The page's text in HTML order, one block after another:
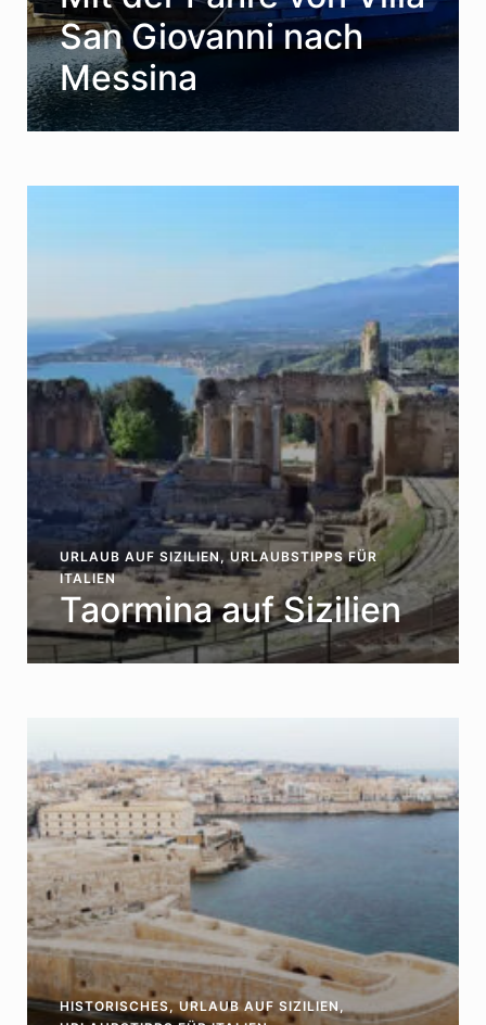
San Giovanni nach
Messina
URLAUB AUF SIZILIEN,URLAUBSTIPPS FÜR
ITALIEN
Taormina auf Sizilien
HISTORISCHES,URLAUB AUF SIZILIEN,